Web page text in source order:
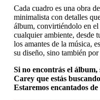
Cada cuadro es una obra
minimalista con detalles
álbum, convirtiéndolo en
cualquier ambiente, desde
los amantes de la música,
su diseño, sino también
Si no encontrás el
Carey que estás
Estaremos encantados